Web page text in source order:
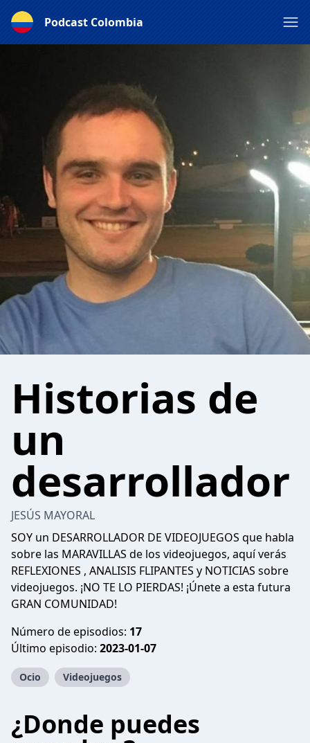
Podcast Colombia
Historias de
un
desarrollador
JESÚS MAYORAL
SOY un DESARROLLADOR DE VIDEOJUEGOS que habla
sobre las MARAVILLAS de los videojuegos, aquí verás
REFLEXIONES , ANALISIS FLIPANTES y NOTICIAS sobre
videojuegos. ¡NO TE LO PIERDAS! ¡Únete a esta futura
GRAN COMUNIDAD!
Número de episodios: 17
Último episodio: 2023-01-07
Ocio Videojuegos
¿Donde puedes